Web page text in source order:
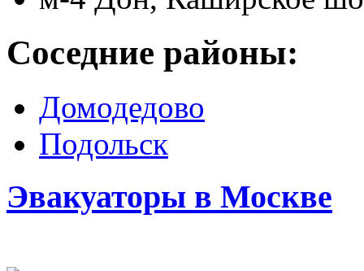
Соседние районы:
Домодедово
Подольск
Эвакуаторы в Москве